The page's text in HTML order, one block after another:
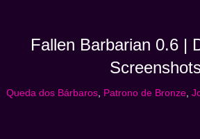
Fallen Barbarian 0.6 |
Queda dos Bárbaros Patrono de Bronze